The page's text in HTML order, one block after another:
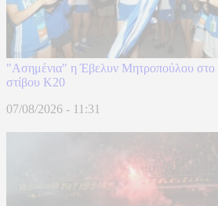
"Ασημένια" η Έβελυν Μητροπούλου στο
στίβου Κ20
07/08/2026 - 11:31